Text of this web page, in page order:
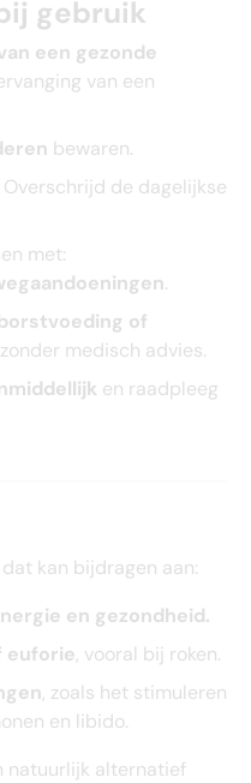
gebruik
een gezonde
van een
bewaren.
Overschrijd de dagelijkse
met:
.
of
zonder medisch advies.
en raadpleeg
kan bijdragen aan:
en gezondheid.
euforie, vooral bij roken.
, zoals het stimuleren
en libido.
natuurlijk alternatief